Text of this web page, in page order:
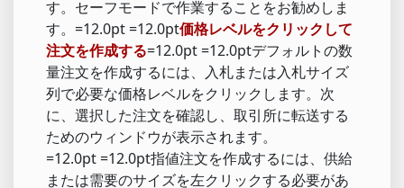
す。セーフモードで作業することをお勧めしま
す。=12.0pt =12.0pt価格レベルをクリックして
注文を作成する=12.0pt =12.0ptデフォルトの数
量注文を作成するには、入札または入札サイズ
列で必要な価格レベルをクリックします。次
に、選択した注文を確認し、取引所に転送する
ためのウィンドウが表示されます。
=12.0pt =12.0pt指値注文を作成するには、供給
または需要のサイズを左クリックする必要があ